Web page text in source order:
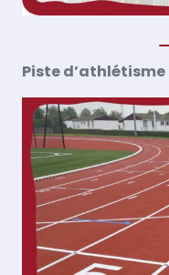
Piste d’athlétisme